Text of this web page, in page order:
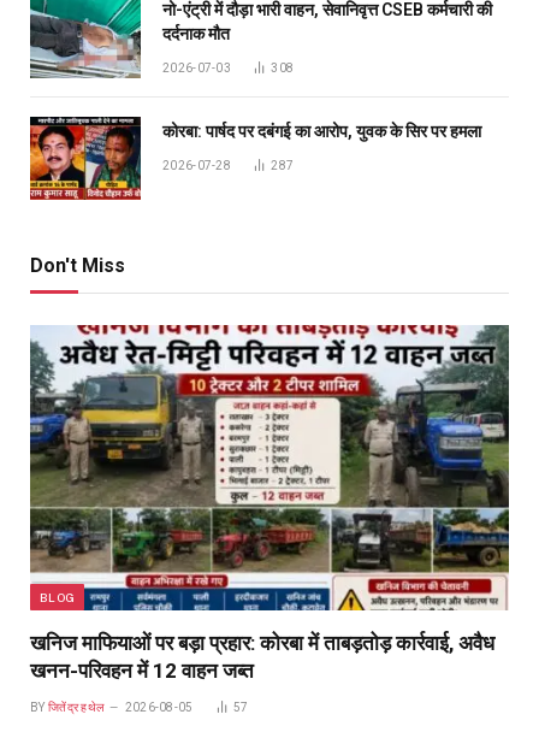
नो-एंट्री में दौड़ा भारी वाहन, सेवानिवृत्त CSEB कर्मचारी की
दर्दनाक मौत
2026-07-03 308
कोरबा: पार्षद पर दबंगई का आरोप, युवक के सिर पर हमला
2026-07-28 287
Don't Miss
BLOG
खनिज माफियाओं पर बड़ा प्रहार: कोरबा में ताबड़तोड़ कार्रवाई, अवैध
खनन-परिवहन में 12 वाहन जब्त
BY जितेंद्र हथेल 2026-08-05 57